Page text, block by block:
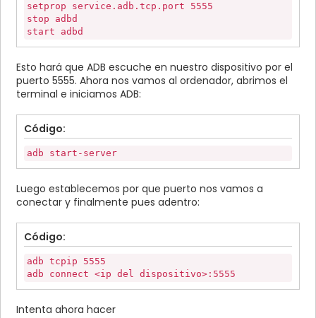
setprop service.adb.tcp.port 5555
stop adbd
start adbd
Esto hará que ADB escuche en nuestro dispositivo por el
puerto 5555. Ahora nos vamos al ordenador, abrimos el
terminal e iniciamos ADB:
Código:
adb start-server
Luego establecemos por que puerto nos vamos a
conectar y finalmente pues adentro:
Código:
adb tcpip 5555
adb connect <ip del dispositivo>:5555
Intenta ahora hacer